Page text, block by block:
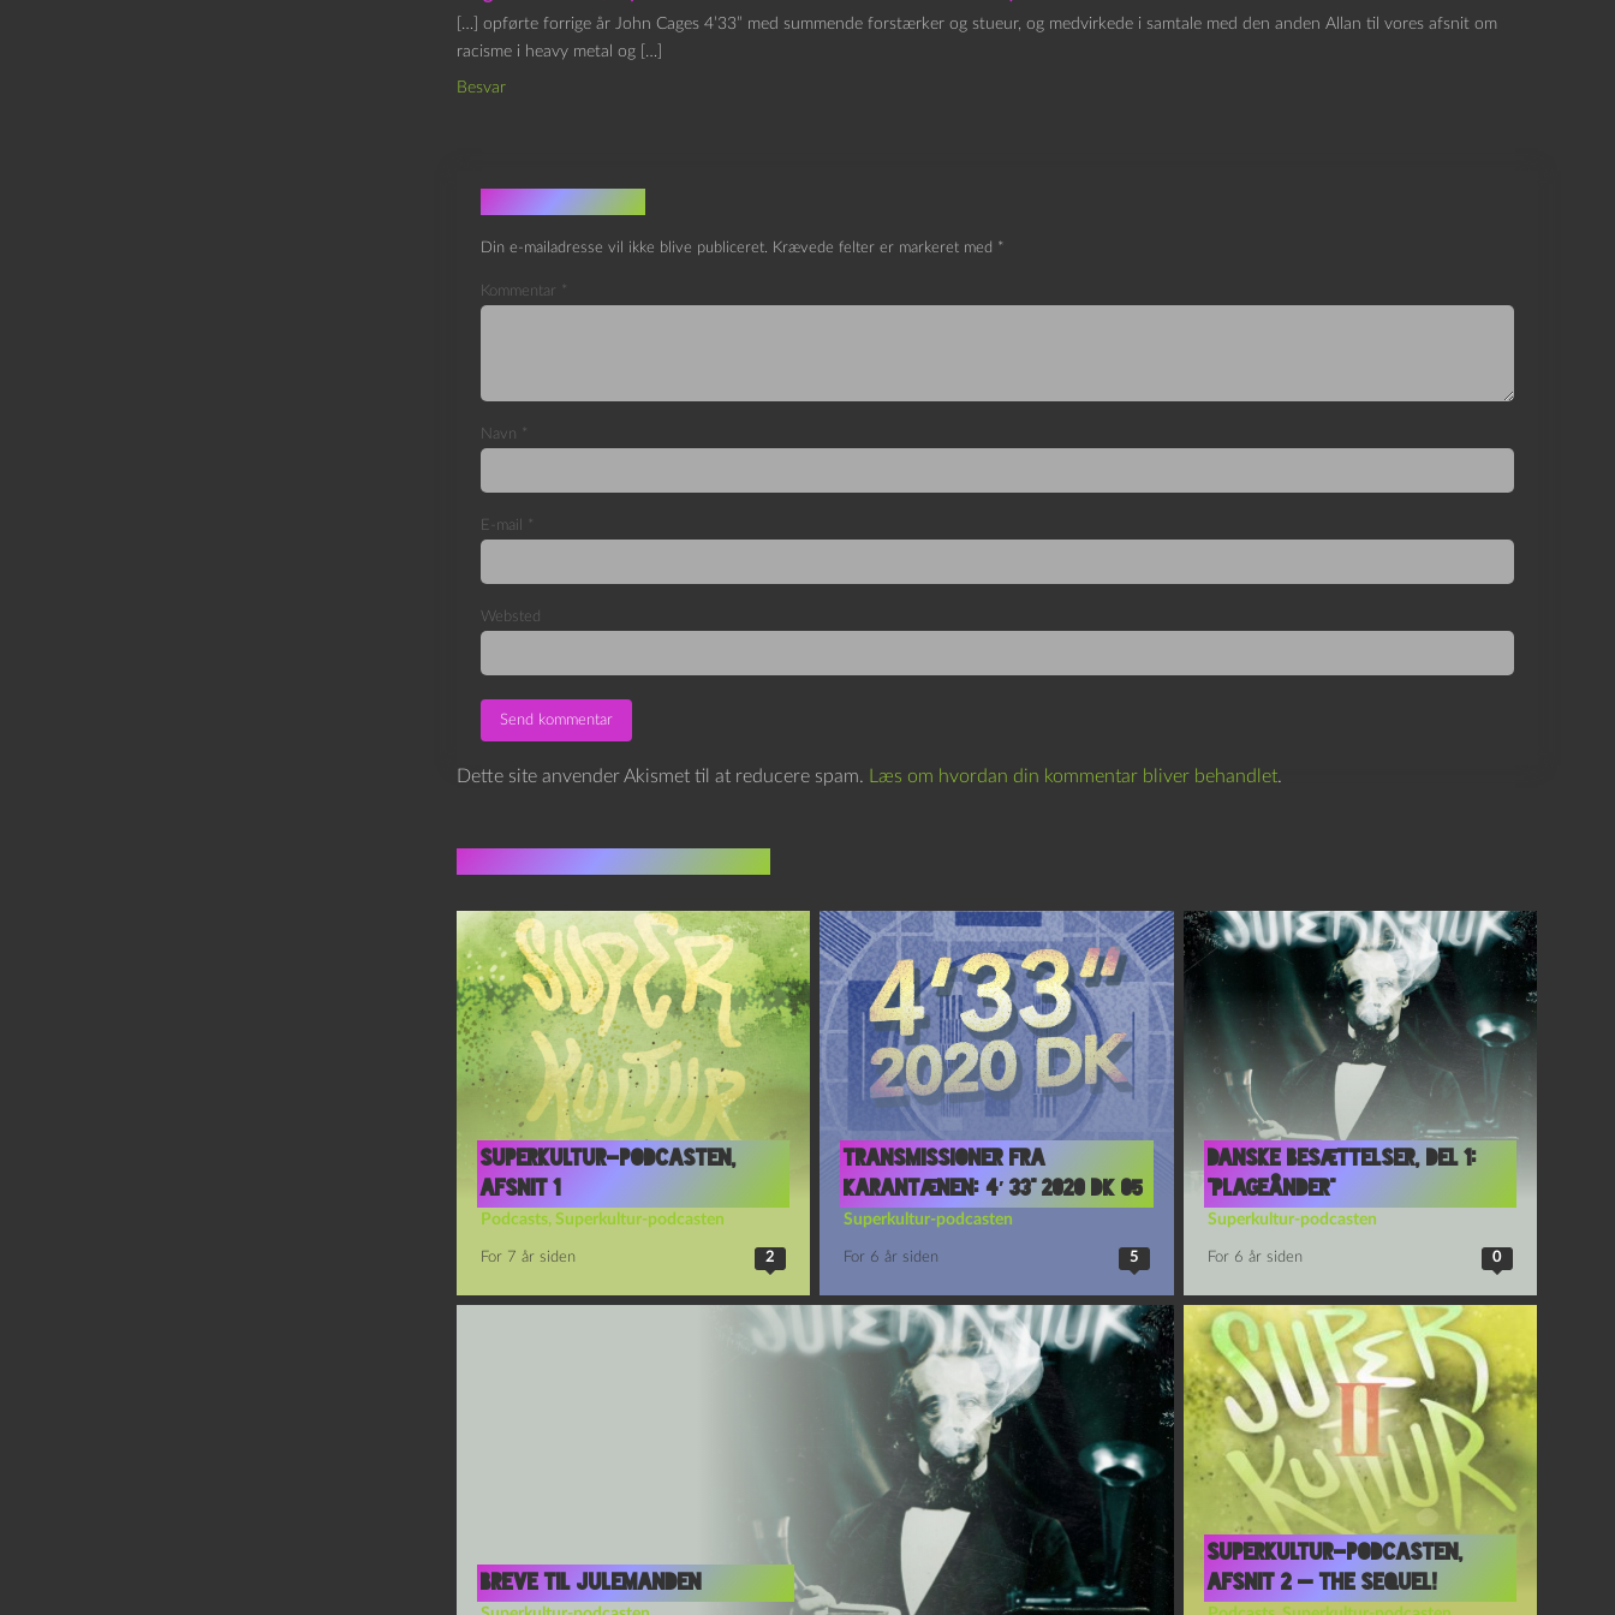
[…] opførte forrige år John Cages 4’33” med summende forstærker og stueur, og medvirkede i samtale med den anden Allan til vores afsnit om
racisme i heavy metal og […]
Besvar
Skriv et svar
Din e-mailadresse vil ikke blive publiceret. Krævede felter er markeret med *
Kommentar *
Navn *
E-mail *
Websted
Dette site anvender Akismet til at reducere spam. Læs om hvordan din kommentar bliver behandlet.
Superkultur-podcasten,
afsnit 1
Podcasts, Superkultur-podcasten
For 7 år siden 2
Transmissioner fra
Karantænen: 4′ 33” 2020 DK 05
Superkultur-podcasten
For 6 år siden 5
Danske besættelser, del 1:
“Plageånder”
Superkultur-podcasten
For 6 år siden 0
Breve til Julemanden
Superkultur-podcasten,
afsnit 2 — the sequel!